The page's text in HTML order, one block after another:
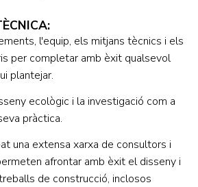
l'equip, els mitjans tècnics i els
per completar amb èxit qualsevol
plantejar.
ecològic i la investigació com a
pràctica.
una extensa xarxa de consultors i
afrontar amb èxit el disseny i
de construcció, inclosos